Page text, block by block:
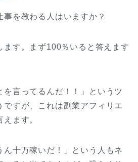
を教わる人はいますか？
ます。まず100％いると答えます
を言ってるんだ！！」というツ
ですが、これは副業アフィリエ
ます。
ん十万稼いだ！」という人もネ